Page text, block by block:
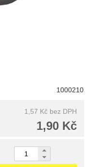
1000210
1,57 Kč bez DPH
1,90 Kč